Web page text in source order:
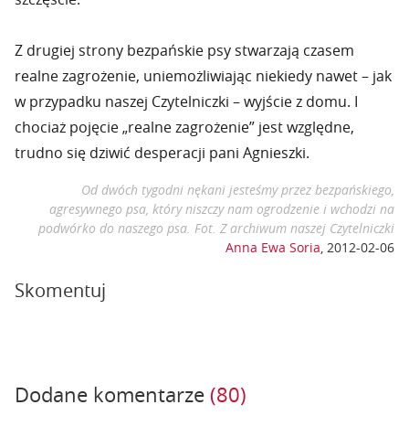
Z drugiej strony bezpańskie psy stwarzają czasem
realne zagrożenie, uniemożliwiając niekiedy nawet – jak
w przypadku naszej Czytelniczki – wyjście z domu. I
chociaż pojęcie „realne zagrożenie” jest względne,
trudno się dziwić desperacji pani Agnieszki.
Od dwóch tygodni nękani jesteśmy przez bezpańskiego,
agresywnego psa, który niszczy nam ogrodzenie i wchodzi na
podwórko do naszego psa. Fot. Z archiwum naszej Czytelniczki
Anna Ewa Soria, 2012-02-06
Skomentuj
Dodane komentarze (80)